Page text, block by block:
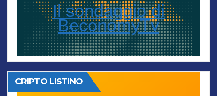
Il sondaggio di
BeconomyTv
CRIPTO LISTINO